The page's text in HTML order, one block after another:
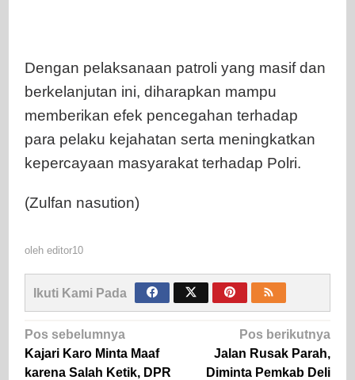
Dengan pelaksanaan patroli yang masif dan
berkelanjutan ini, diharapkan mampu
memberikan efek pencegahan terhadap
para pelaku kejahatan serta meningkatkan
kepercayaan masyarakat terhadap Polri.
(Zulfan nasution)
oleh editor10
Ikuti Kami Pada
Navigasi
pos
Pos sebelumnya
Kajari Karo Minta Maaf
karena Salah Ketik, DPR
Pos berikutnya
Jalan Rusak Parah,
Diminta Pemkab Deli